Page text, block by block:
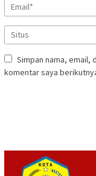
Simpan nama, email,
komentar saya